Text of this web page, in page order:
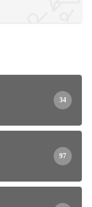
34
97